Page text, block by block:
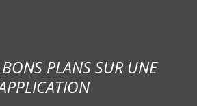
PLANS SUR UNE